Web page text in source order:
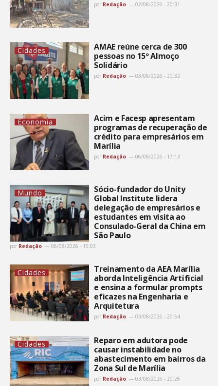
por Redação 02/08/2026 - 20:31
Cidades
AMAE reúne cerca de 300
pessoas no 15º Almoço
Solidário
por Redação 03/08/2026 - 20:32
Economia
Acim e Facesp apresentam
programas de recuperação de
crédito para empresários em
Marília
por Redação 06/08/2026 - 17:13
Mundo
Sócio-fundador do Unity
Global Institute lidera
delegação de empresários e
estudantes em visita ao
Consulado-Geral da China em
São Paulo
por Redação 06/08/2026 - 15:03
Cidades
Treinamento da AEA Marília
aborda Inteligência Artificial
e ensina a formular prompts
eficazes na Engenharia e
Arquitetura
por Redação 03/08/2026 - 20:54
Cidades
Reparo em adutora pode
causar instabilidade no
abastecimento em bairros da
Zona Sul de Marília
por Redação 03/08/2026 - 20:26